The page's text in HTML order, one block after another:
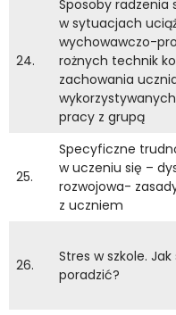
24.
Sposoby radzenia
w sytuacjach
wychowawczo-
rożnych technik
zachowania
pracy z grupą
25.
Specyficzne
w uczeniu się –
rozwojowa-
z uczniem
26.
Stres w szkole.
poradzić?